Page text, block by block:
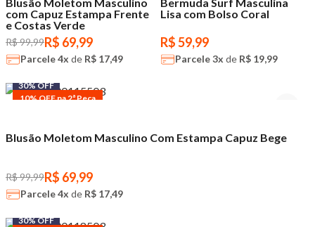
com Capuz Estampa Frente
e Costas Verde
R$ 99,99R$ 69,99
Parcele4x de R$ 17,49
Lisa com Bolso Coral
R$ 59,99
Parcele3x de R$ 19,99
30% OFF
10% OFF na 2ª Peça
Blusão Moletom Masculino Com Estampa Capuz Bege
R$ 99,99R$ 69,99
Parcele4x de R$ 17,49
30% OFF